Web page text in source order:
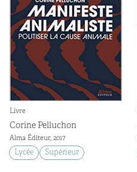
Livre
Corine Pelluchon
Alma Éditeur, 2017
Lycée Supérieur